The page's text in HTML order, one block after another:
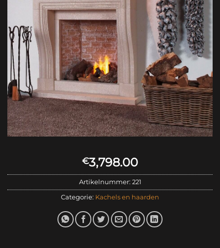
€3,798.00
Artikelnummer: 221
Categorie: Kachels en haarden